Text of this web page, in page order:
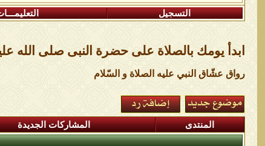
التسجيل
ابدأ يومك بالصلاة على حضرة النبى صلى الله
رواق عشّاق النبي عليه الصلاة و السّلام
المنتدى المشاركات الجديدة